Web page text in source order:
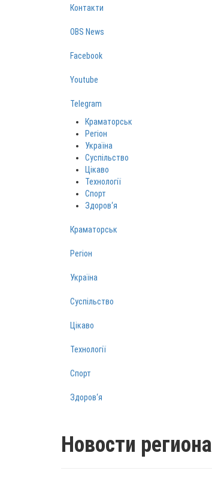
Контакти
OBS News
Facebook
Youtube
Telegram
Краматорськ
Регіон
Україна
Суспільство
Цікаво
Технології
Спорт
Здоров‘я
Краматорськ
Регіон
Україна
Суспільство
Цікаво
Технології
Спорт
Здоров‘я
Новости региона